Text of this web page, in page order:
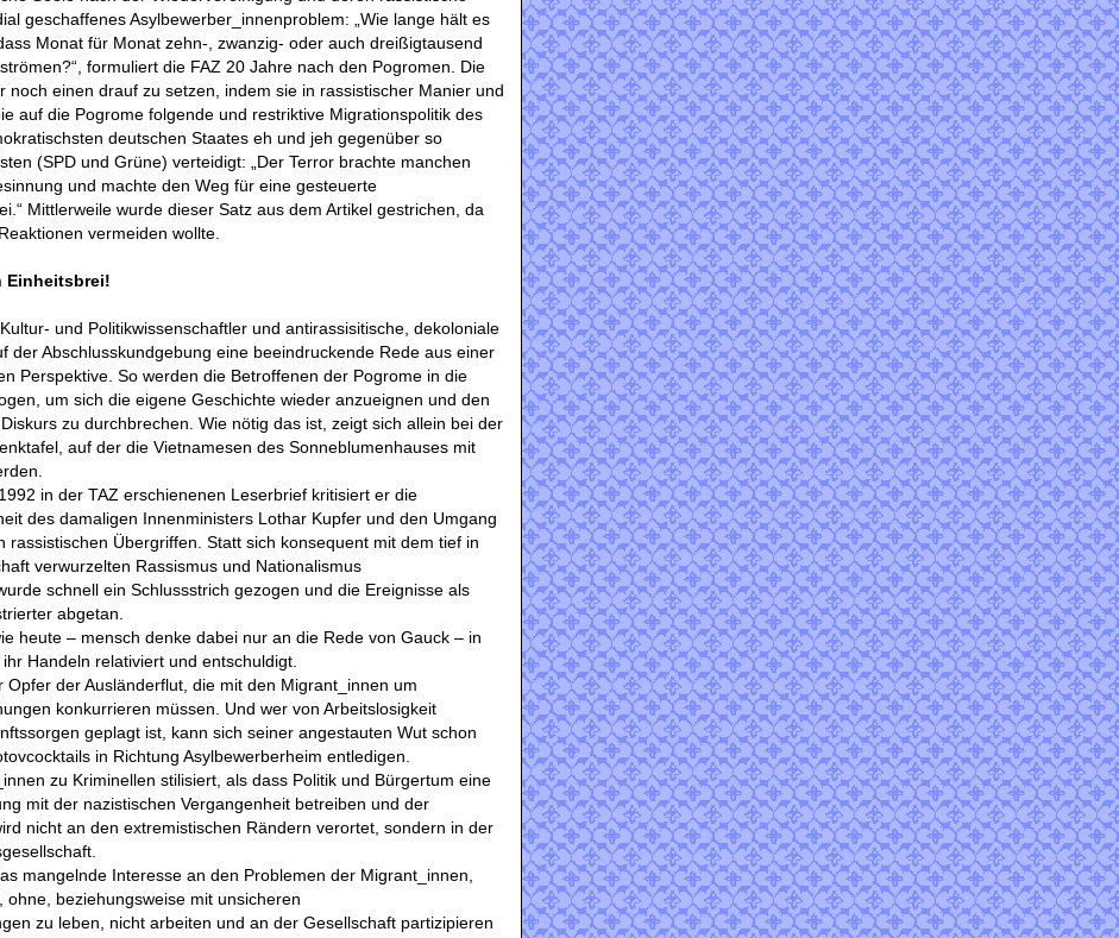
geschaffenes Asylbewerber_innenproblem: „Wie lange hält es
Monat für Monat zehn-, zwanzig- oder auch dreißigtausend
formuliert die FAZ 20 Jahre nach den Pogromen. Die
noch einen drauf zu setzen, indem sie in rassistischer Manier und
auf die Pogrome folgende und restriktive Migrationspolitik des
deutschen Staates eh und jeh gegenüber so
(SPD und Grüne) verteidigt: „Der Terror brachte manchen
und machte den Weg für eine gesteuerte
Mittlerweile wurde dieser Satz aus dem Artikel gestrichen, da
vermeiden wollte.
Einheitsbrei!
und Politikwissenschaftler und antirassisitische, dekoloniale
der Abschlusskundgebung eine beeindruckende Rede aus einer
Perspektive. So werden die Betroffenen der Pogrome in die
um sich die eigene Geschichte wieder anzueignen und den
zu durchbrechen. Wie nötig das ist, zeigt sich allein bei der
auf der die Vietnamesen des Sonneblumenhauses mit
in der TAZ erschienenen Leserbrief kritisiert er die
des damaligen Innenministers Lothar Kupfer und den Umgang
rassistischen Übergriffen. Statt sich konsequent mit dem tief in
verwurzelten Rassismus und Nationalismus
schnell ein Schlussstrich gezogen und die Ereignisse als
abgetan.
heute – mensch denke dabei nur an die Rede von Gauck – in
Handeln relativiert und entschuldigt.
Opfer der Ausländerflut, die mit den Migrant_innen um
konkurrieren müssen. Und wer von Arbeitslosigkeit
geplagt ist, kann sich seiner angestauten Wut schon
in Richtung Asylbewerberheim entledigen.
zu Kriminellen stilisiert, als dass Politik und Bürgertum eine
mit der nazistischen Vergangenheit betreiben und der
nicht an den extremistischen Rändern verortet, sondern in der
mangelnde Interesse an den Problemen der Migrant_innen,
ohne, beziehungsweise mit unsicheren
zu leben, nicht arbeiten und an der Gesellschaft partizipieren